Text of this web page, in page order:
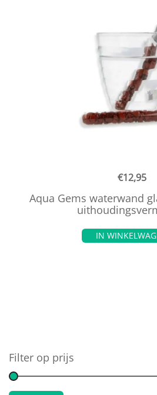
€12,95
Aqua Gems waterwand
IN
Filter op prijs